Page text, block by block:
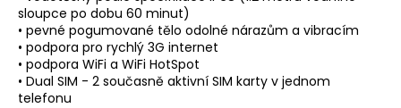
sloupce po dobu 60 minut)
• pevné pogumované tělo odolné nárazům a vibracím
• podpora pro rychlý 3G internet
• podpora WiFi a WiFi HotSpot
• Dual SIM - 2 současně aktivní SIM karty v jednom
telefonu